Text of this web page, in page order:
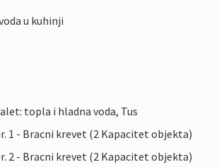
u kuhinji
topla i hladna voda, Tus
1 - Bracni krevet (2 Kapacitet objekta)
2 - Bracni krevet (2 Kapacitet objekta)